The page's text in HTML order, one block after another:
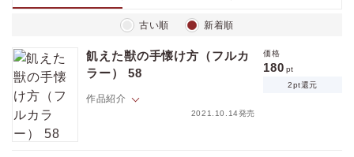
古い順 新着順
飢えた獣の手懐け方（フルカ
ラー） 58
作品紹介
2021.10.14発売
価格
180 pt
2pt還元